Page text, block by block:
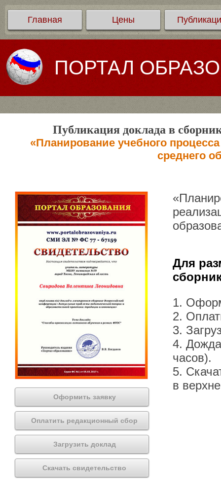
Главная Цены
ПОРТАЛ
Публикация доклада в
«Планирование учебного
среднего
Оформить заявку
Оплатить редакционный сбор
Загрузить доклад
Скачать свидетельство
Для
1.
2.
3.
4.
часов).
5.
в